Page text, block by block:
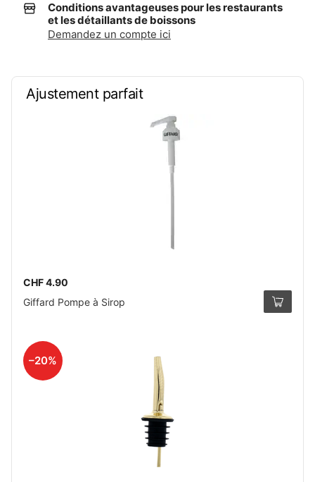
Conditions avantageuses pour les restaurants
et les détaillants de boissons
Demandez un compte ici
Ajustement parfait
CHF 4.90
Giffard Pompe à Sirop
–20%